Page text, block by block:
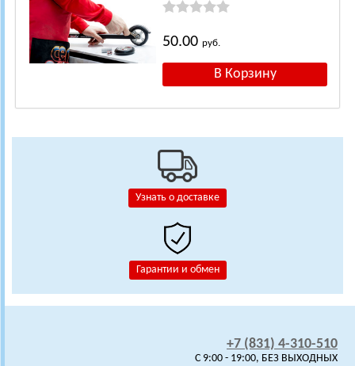
Узнать о доставке
Гарантии и обмен
50.00руб.
+7 (831) 4-310-510
C 9:00 - 19:00, БЕЗ ВЫХОДНЫХ